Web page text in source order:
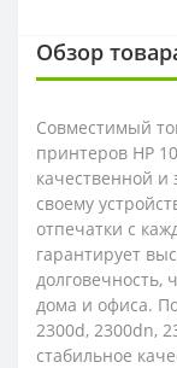
Обзор
Совместимый
принтеров HP
качественной
своему
отпечатки с
гарантирует
долговечность,
дома и офиса.
2300d, 2300dn,
стабильное